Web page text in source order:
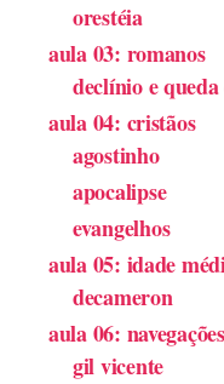
orestéia
aula 03: romanos
declínio e
aula 04: cristãos
agostinho
apocalipse
evangelhos
aula 05: idade
decameron
aula 06: navegações
gil vicente